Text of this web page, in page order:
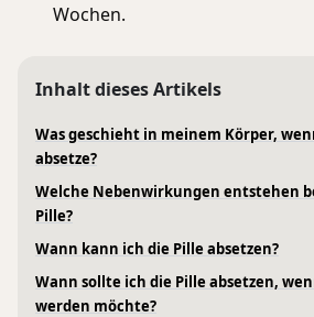
Wochen.
Inhalt dieses Artikels
Was geschieht in meinem Körper,
absetze?
Welche Nebenwirkungen entstehen
Pille?
Wann kann ich die Pille absetzen?
Wann sollte ich die Pille absetzen,
werden möchte?